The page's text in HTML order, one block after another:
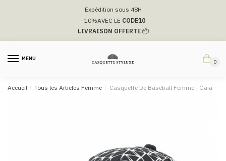
navigation
Expédition sous 48H
–10%AVEC LE CODE10
LIVRAISON OFFERTE📦
MENU
0
Accueil / Tous les Articles Femme / Casquette De Baseball Femme |​ Gaia